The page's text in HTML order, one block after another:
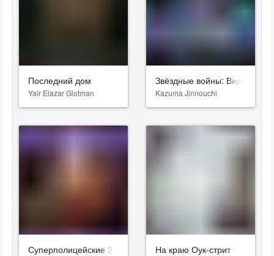
Последний дом
Yair Elazar Glotman
Звёздные войны: Видения.
Kazuma Jinnouchi
Суперполицейские 3 На краю Оук-стрит